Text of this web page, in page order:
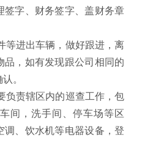
签字、财务签字、盖财务章
等进出车辆，做好跟进，离
品，如有发现跟公司相同的
。
负责辖区内的巡查工作，包
间，洗手间、停车场等区
调、饮水机等电器设备，登